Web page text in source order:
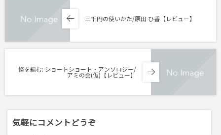
三千円の使いかた/原田 ひ香【レビュー】
怪を編む: ショートショート・アンソロジー/
アミの会(仮)【レビュー】
気軽にコメントどうぞ